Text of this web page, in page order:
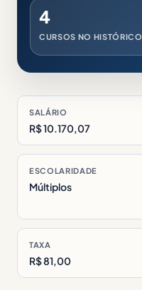
4
CURSOS NO HISTÓRICO
SALÁRIO
R$ 10.170,07
ESCOLARIDADE
Múltiplos
TAXA
R$ 81,00